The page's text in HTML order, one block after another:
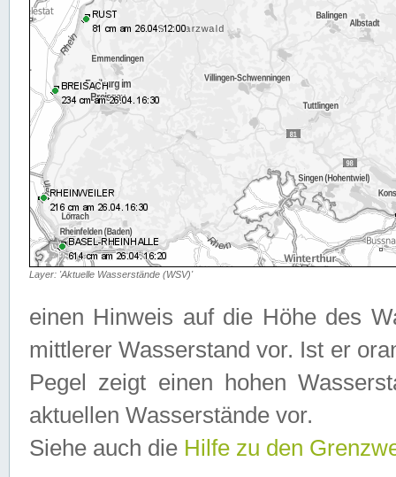
Layer: 'Aktuelle Wasserstände (WSV)'
einen Hinweis auf die Höhe des
mittlerer Wasserstand vor. Ist er
Pegel zeigt einen hohen
aktuellen Wasserstände vor.
Siehe auch die Hilfe zu den